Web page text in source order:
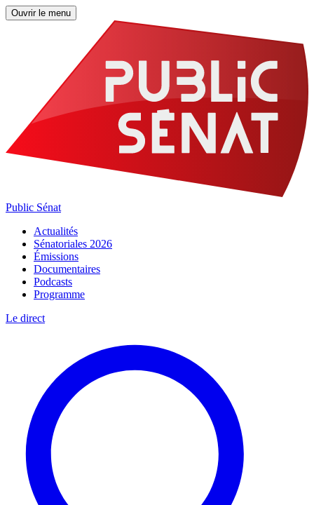
Ouvrir le menu
Public Sénat
Actualités
Sénatoriales 2026
Émissions
Documentaires
Podcasts
Programme
Le direct